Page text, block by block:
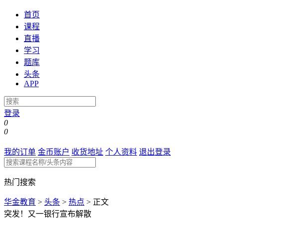
首页
课程
直播
学习
题库
头条
APP
登录
0
0
我的订单 金币账户 收货地址 个人资料 退出登录
热门搜索
华金教育 > 头条 > 热点 > 正文
突发！又一银行宣布解散